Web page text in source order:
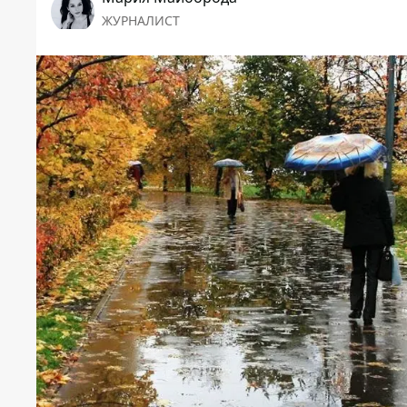
ЖУРНАЛИСТ